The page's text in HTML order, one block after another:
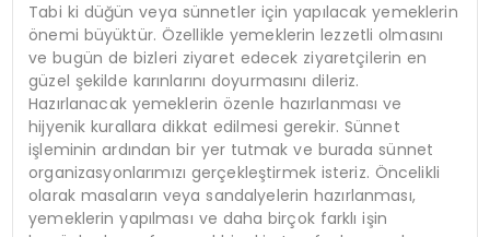
Tabi ki düğün veya sünnetler için yapılacak yemeklerin
önemi büyüktür. Özellikle yemeklerin lezzetli olmasını
ve bugün de bizleri ziyaret edecek ziyaretçilerin en
güzel şekilde karınlarını doyurmasını dileriz.
Hazırlanacak yemeklerin özenle hazırlanması ve
hijyenik kurallara dikkat edilmesi gerekir. Sünnet
işleminin ardından bir yer tutmak ve burada sünnet
organizasyonlarımızı gerçekleştirmek isteriz. Öncelikli
olarak masaların veya sandalyelerin hazırlanması,
yemeklerin yapılması ve daha birçok farklı işin